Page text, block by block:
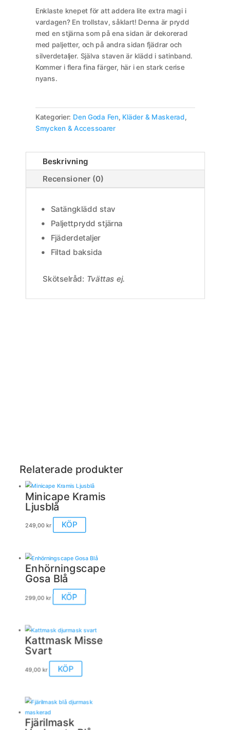
Enklaste knepet för att addera lite extra magi i
vardagen? En trollstav, såklart! Denna är prydd
med en stjärna som på ena sidan är dekorerad
med paljetter, och på andra sidan fjädrar och
silverdetaljer. Själva staven är klädd i satinband.
Kommer i flera fina färger, här i en stark cerise
nyans.
Kategorier: Den Goda Fen, Kläder & Maskerad,
Smycken & Accessoarer
Beskrivning
Recensioner (0)
Satängklädd stav
Paljettprydd stjärna
Fjäderdetaljer
Filtad baksida
Skötselråd: Tvättas ej.
Relaterade produkter
Minicape Kramis
Ljusblå
249,00 kr KÖP
Enhörningscape
Gosa Blå
299,00 kr KÖP
Kattmask Misse
Svart
49,00 kr KÖP
Fjärilmask